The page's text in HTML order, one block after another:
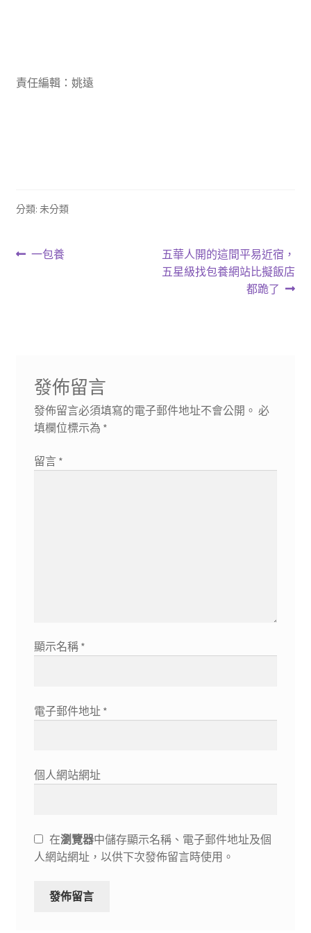
責任編輯：姚遠
分類: 未分類
文上
一包養
下
一
五華人開的這間平易近宿，
五星級找包養網站比擬飯店
都跪了
發佈留言
發佈留言必須填寫的電子郵件地址不會公開。 必
填欄位標示為 *
留言 *
顯示名稱 *
電子郵件地址 *
個人網站網址
在瀏覽器中儲存顯示名稱、電子郵件地址及個
人網站網址，以供下次發佈留言時使用。